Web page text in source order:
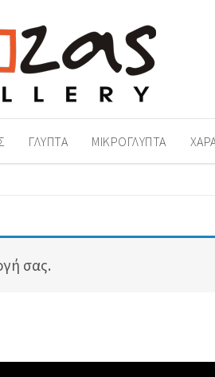
ΓΛΥΠΤΆ ΜΙΚΡΟΓΛΥΠΤΆ
σας.